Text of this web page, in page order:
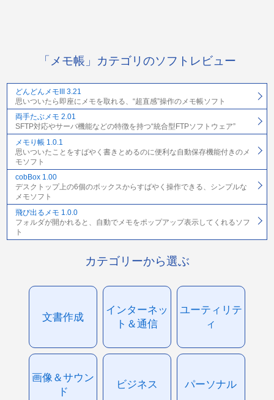
「メモ帳」カテゴリのソフトレビュー
どんどんメモIII 3.21
思いついたら即座にメモを取れる、“超直感”操作のメモ帳ソフト
両手たぶメモ 2.01
SFTP対応やサーバ機能などの特徴を持つ“統合型FTPソフトウェア”
メモり帳 1.0.1
思いついたことをすばやく書きとめるのに便利な自動保存機能付きのメ
モソフト
cobBox 1.00
デスクトップ上の6個のボックスからすばやく操作できる、シンプルな
メモソフト
飛び出るメモ 1.0.0
フォルダが開かれると、自動でメモをポップアップ表示してくれるソフ
ト
カテゴリーから選ぶ
文書作成
インターネッ
ト＆通信
ユーティリテ
ィ
画像＆サウン
ド
ビジネス パーソナル